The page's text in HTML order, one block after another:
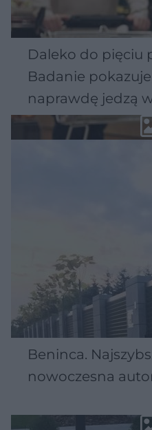
Daleko do pięciu
Badanie
naprawdę jedzą
Beninca.
nowoczesna